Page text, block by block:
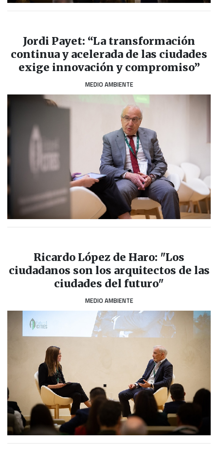
Jordi Payet: “La transformación
continua y acelerada de las ciudades
exige innovación y compromiso”
MEDIO AMBIENTE
Ricardo López de Haro: "Los
ciudadanos son los arquitectos de las
ciudades del futuro"
MEDIO AMBIENTE